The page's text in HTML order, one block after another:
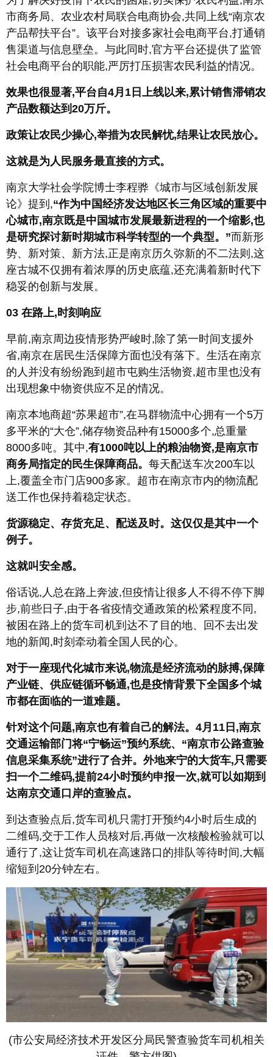
市商务局、农业农村局联合电商协会,共同上线“南京农
产品帮扶平台”。该平台对接多家社会电商平台,打通销
售渠道与信息壁垒。与此同时,官方平台还提供了监管
社会电商平台的职能,严厉打压损害农民利益的情况。
效果也很显著,平台自4月1日上线以来,累计销售滞销农
产品数额达到20万斤。
政策让农民少操心,举措为农民解忧,结果让农民放心。
这就是为人民服务最直接的方式。
南京大学社会学院博士李程骅《城市与区域创新发展
论》提到,“作为中国经济发达地区长三角区域的重要中
心城市,南京既是中国城市发展最新进程的一个缩影,也
是研究探讨新时期城市科学转型的一个典型。”而新形
势、新对策、新方法,正是南京历久弥新的不二法则,这
座古城不仅拥有着浓厚的历史底蕴,还充满着新时代下
稳妥的创新与发展。
03 在路上,时刻响应
早前,南京周边疫情形势严峻时,除了第一时间支援外
省,南京在居民生活保障方面也没有落下。生活在南京
的人并没有纷纷跑到超市屯购生活物资,超市里也没有
出现想象中物资供应不足的情况。
南京本地商超“苏果超市”,在马群物流中心拥有一个5万
多平米的“大仓”,储存物资品种有15000多个,总重量
8000多吨。其中,有1000吨以上的粮油物资,是南京市
商务局指定的民生保障商品。 每天配送车次200车以
上,覆盖全市门店900多家。超市在南京市内的物流配
送工作也保持着稳定状态。
货源稳定、存货充足、配送及时。这仅仅是其中一个
例子。
这就叫安全感。
俗话说,人总在路上奔波,但疫情让很多人不得不停下脚
步,前些日子,由于各省疫情交通政策的松紧程度不同,
被困在路上的货车司机到达不了目的地、回不去出发
地的新闻,时刻牵动着全国人民的心。
对于一座现代化城市来说,物流是经济流动的脉搏,保障
产业链、供应链循环畅通,也是疫情背景下全国多个城
市都在面临的一道难题。
针对这个问题,南京也有着自己的解法。4月11日,南京
交通运输部门将“宁畅运”预约系统、“南京市公路查验
信息采集系统”进行了合并。外地来宁的大货车,只需要
扫一个二维码,提前24小时预约申报一次,就可以如期到
达南京交通口岸的查验点。
到达查验点后,货车司机只需打开预约4小时后生成的
二维码,交于工作人员核对后,再做一次核酸检验就可以
通行了,这让货车司机在高速路口的排队等待时间,大幅
缩短到20分钟左右。
(市公安局经济技术开发区分局民警查验货车司机相关